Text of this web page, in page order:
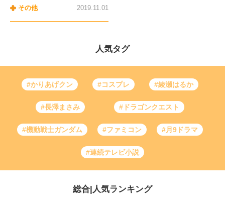
その他 2019.11.01
人気タグ
#かりあげクン #コスプレ #綾瀬はるか
#長澤まさみ #ドラゴンクエスト
#機動戦士ガンダム #ファミコン #月9ドラマ
#連続テレビ小説
総合 人気ランキング